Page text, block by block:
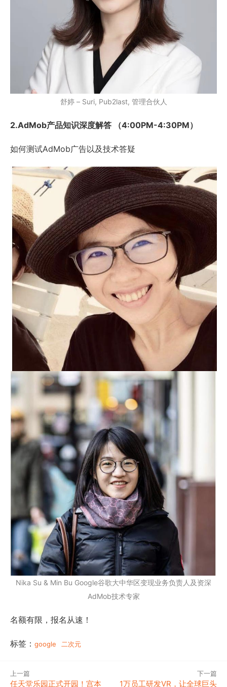
舒婷 – Suri, Pub2last, 管理合伙人
2.AdMob产品知识深度解答 （4:00PM-4:30PM）
如何测试AdMob广告以及技术答疑
Nika Su & Min Bu Google谷歌大中华区变现业务负责人及资深
AdMob技术专家
名额有限，报名从速！
标签： google 二次元
上一篇
任天堂乐园正式开园！宫本
下一篇
1万员工研发VR，让全球巨头